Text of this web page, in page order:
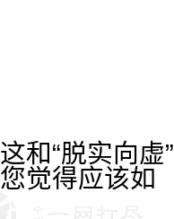
“脱实向虚”
觉得应该如